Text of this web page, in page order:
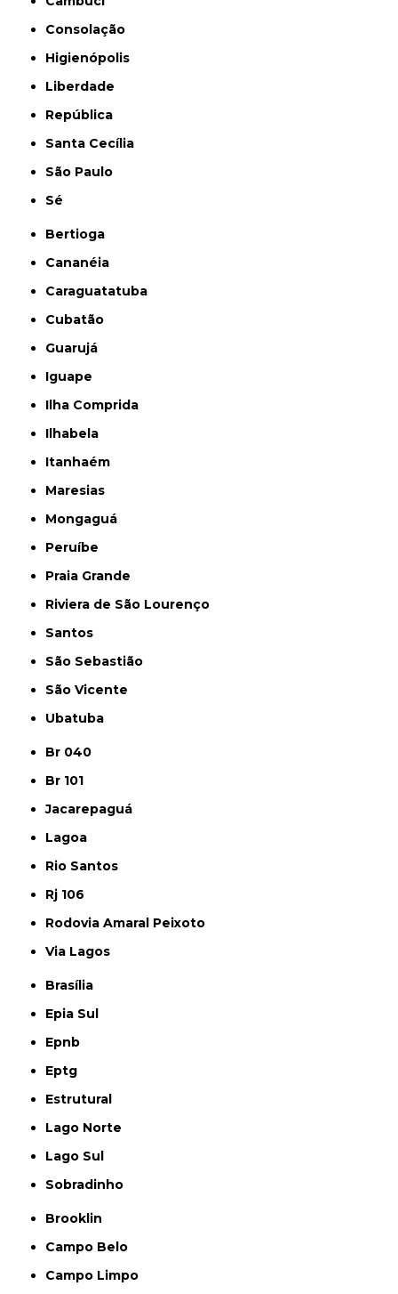
Consolação
Higienópolis
Liberdade
República
Santa Cecília
São Paulo
Sé
Bertioga
Cananéia
Caraguatatuba
Cubatão
Guarujá
Iguape
Ilha Comprida
Ilhabela
Itanhaém
Maresias
Mongaguá
Peruíbe
Praia Grande
Riviera de São Lourenço
Santos
São Sebastião
São Vicente
Ubatuba
Br 040
Br 101
Jacarepaguá
Lagoa
Rio Santos
Rj 106
Rodovia Amaral Peixoto
Via Lagos
Brasília
Epia Sul
Epnb
Eptg
Estrutural
Lago Norte
Lago Sul
Sobradinho
Brooklin
Campo Belo
Campo Limpo